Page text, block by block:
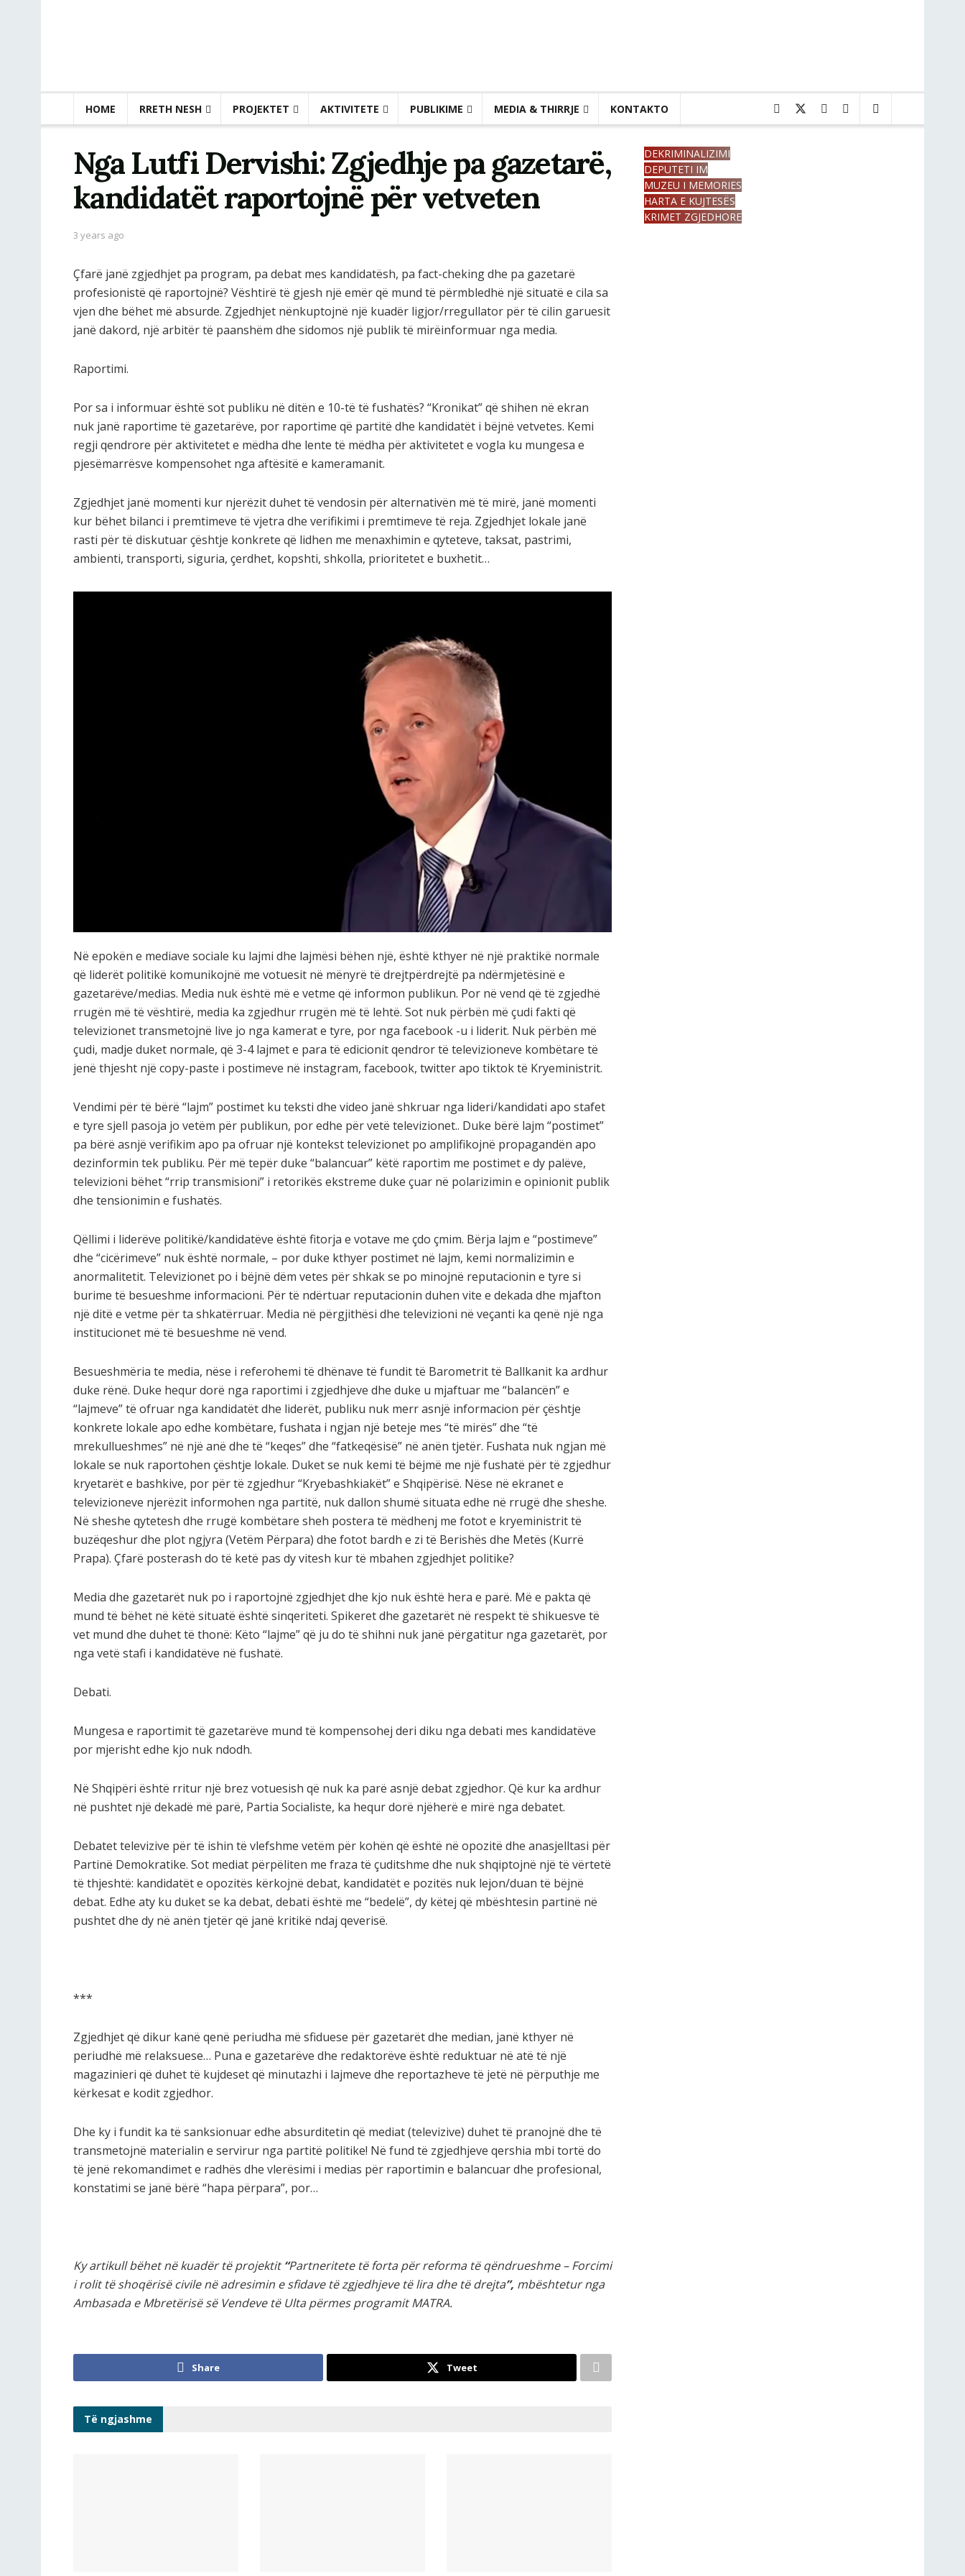
HOME RRETH NESH PROJEKTET AKTIVITETE PUBLIKIME MEDIA & THIRRJE KONTAKTO
Nga Lutfi Dervishi: Zgjedhje pa gazetarë,
kandidatët raportojnë për vetveten
3 years ago
Çfarë janë zgjedhjet pa program, pa debat mes kandidatësh, pa fact-cheking dhe pa gazetarë
profesionistë që raportojnë? Vështirë të gjesh një emër që mund të përmbledhë një situatë e cila sa
vjen dhe bëhet më absurde. Zgjedhjet nënkuptojnë një kuadër ligjor/rregullator për të cilin garuesit
janë dakord, një arbitër të paanshëm dhe sidomos një publik të mirëinformuar nga media.
Raportimi.
Por sa i informuar është sot publiku në ditën e 10-të të fushatës? “Kronikat” që shihen në ekran
nuk janë raportime të gazetarëve, por raportime që partitë dhe kandidatët i bëjnë vetvetes. Kemi
regji qendrore për aktivitetet e mëdha dhe lente të mëdha për aktivitetet e vogla ku mungesa e
pjesëmarrësve kompensohet nga aftësitë e kameramanit.
Zgjedhjet janë momenti kur njerëzit duhet të vendosin për alternativën më të mirë, janë momenti
kur bëhet bilanci i premtimeve të vjetra dhe verifikimi i premtimeve të reja. Zgjedhjet lokale janë
rasti për të diskutuar çështje konkrete që lidhen me menaxhimin e qyteteve, taksat, pastrimi,
ambienti, transporti, siguria, çerdhet, kopshti, shkolla, prioritetet e buxhetit…
Në epokën e mediave sociale ku lajmi dhe lajmësi bëhen një, është kthyer në një praktikë normale
që liderët politikë komunikojnë me votuesit në mënyrë të drejtpërdrejtë pa ndërmjetësinë e
gazetarëve/medias. Media nuk është më e vetme që informon publikun. Por në vend që të zgjedhë
rrugën më të vështirë, media ka zgjedhur rrugën më të lehtë. Sot nuk përbën më çudi fakti që
televizionet transmetojnë live jo nga kamerat e tyre, por nga facebook -u i liderit. Nuk përbën më
çudi, madje duket normale, që 3-4 lajmet e para të edicionit qendror të televizioneve kombëtare të
jenë thjesht një copy-paste i postimeve në instagram, facebook, twitter apo tiktok të Kryeministrit.
Vendimi për të bërë “lajm” postimet ku teksti dhe video janë shkruar nga lideri/kandidati apo stafet
e tyre sjell pasoja jo vetëm për publikun, por edhe për vetë televizionet.. Duke bërë lajm “postimet”
pa bërë asnjë verifikim apo pa ofruar një kontekst televizionet po amplifikojnë propagandën apo
dezinformin tek publiku. Për më tepër duke “balancuar” këtë raportim me postimet e dy palëve,
televizioni bëhet “rrip transmisioni” i retorikës ekstreme duke çuar në polarizimin e opinionit publik
dhe tensionimin e fushatës.
Qëllimi i liderëve politikë/kandidatëve është fitorja e votave me çdo çmim. Bërja lajm e “postimeve”
dhe “cicërimeve” nuk është normale, – por duke kthyer postimet në lajm, kemi normalizimin e
anormalitetit. Televizionet po i bëjnë dëm vetes për shkak se po minojnë reputacionin e tyre si
burime të besueshme informacioni. Për të ndërtuar reputacionin duhen vite e dekada dhe mjafton
një ditë e vetme për ta shkatërruar. Media në përgjithësi dhe televizioni në veçanti ka qenë një nga
institucionet më të besueshme në vend.
Besueshmëria te media, nëse i referohemi të dhënave të fundit të Barometrit të Ballkanit ka ardhur
duke rënë. Duke hequr dorë nga raportimi i zgjedhjeve dhe duke u mjaftuar me “balancën” e
“lajmeve” të ofruar nga kandidatët dhe liderët, publiku nuk merr asnjë informacion për çështje
konkrete lokale apo edhe kombëtare, fushata i ngjan një beteje mes “të mirës” dhe “të
mrekullueshmes” në një anë dhe të “keqes” dhe “fatkeqësisë” në anën tjetër. Fushata nuk ngjan më
lokale se nuk raportohen çështje lokale. Duket se nuk kemi të bëjmë me një fushatë për të zgjedhur
kryetarët e bashkive, por për të zgjedhur “Kryebashkiakët” e Shqipërisë. Nëse në ekranet e
televizioneve njerëzit informohen nga partitë, nuk dallon shumë situata edhe në rrugë dhe sheshe.
Në sheshe qytetesh dhe rrugë kombëtare sheh postera të mëdhenj me fotot e kryeministrit të
buzëqeshur dhe plot ngjyra (Vetëm Përpara) dhe fotot bardh e zi të Berishës dhe Metës (Kurrë
Prapa). Çfarë posterash do të ketë pas dy vitesh kur të mbahen zgjedhjet politike?
Media dhe gazetarët nuk po i raportojnë zgjedhjet dhe kjo nuk është hera e parë. Më e pakta që
mund të bëhet në këtë situatë është sinqeriteti. Spikeret dhe gazetarët në respekt të shikuesve të
vet mund dhe duhet të thonë: Këto “lajme” që ju do të shihni nuk janë përgatitur nga gazetarët, por
nga vetë stafi i kandidatëve në fushatë.
Debati.
Mungesa e raportimit të gazetarëve mund të kompensohej deri diku nga debati mes kandidatëve
por mjerisht edhe kjo nuk ndodh.
Në Shqipëri është rritur një brez votuesish që nuk ka parë asnjë debat zgjedhor. Që kur ka ardhur
në pushtet një dekadë më parë, Partia Socialiste, ka hequr dorë njëherë e mirë nga debatet.
Debatet televizive për të ishin të vlefshme vetëm për kohën që është në opozitë dhe anasjelltasi për
Partinë Demokratike. Sot mediat përpëliten me fraza të çuditshme dhe nuk shqiptojnë një të vërtetë
të thjeshtë: kandidatët e opozitës kërkojnë debat, kandidatët e pozitës nuk lejon/duan të bëjnë
debat. Edhe aty ku duket se ka debat, debati është me “bedelë”, dy këtej që mbështesin partinë në
pushtet dhe dy në anën tjetër që janë kritikë ndaj qeverisë.
***
Zgjedhjet që dikur kanë qenë periudha më sfiduese për gazetarët dhe median, janë kthyer në
periudhë më relaksuese… Puna e gazetarëve dhe redaktorëve është reduktuar në atë të një
magazinieri që duhet të kujdeset që minutazhi i lajmeve dhe reportazheve të jetë në përputhje me
kërkesat e kodit zgjedhor.
Dhe ky i fundit ka të sanksionuar edhe absurditetin që mediat (televizive) duhet të pranojnë dhe të
transmetojnë materialin e servirur nga partitë politike! Në fund të zgjedhjeve qershia mbi tortë do
të jenë rekomandimet e radhës dhe vlerësimi i medias për raportimin e balancuar dhe profesional,
konstatimi se janë bërë “hapa përpara”, por…
Ky artikull bëhet në kuadër të projektit“Partneritete të forta për reforma të qëndrueshme – Forcimi
i rolit të shoqërisë civile në adresimin e sfidave të zgjedhjeve të lira dhe të drejta”, mbështetur nga
Ambasada e Mbretërisë së Vendeve të Ulta përmes programit MATRA.
Share Tweet
Të ngjashme
DEKRIMINALIZIMI
DEPUTETI IM
MUZEU I MEMORIES
HARTA E KUJTESËS
KRIMET ZGJEDHORE